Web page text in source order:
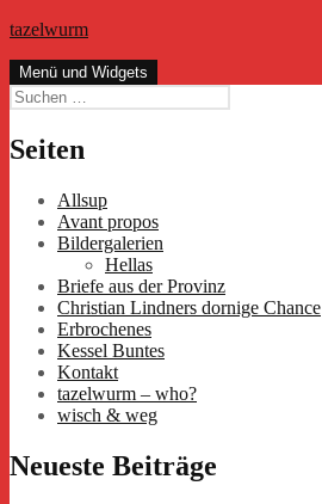
Zum
springen
tazelwurm
Menü und Widgets
Suchen
nach:
Seiten
Allsup
Avant propos
Bildergalerien
Hellas
Briefe aus der Provinz
Christian Lindners dornige Chance
Erbrochenes
Kessel Buntes
Kontakt
tazelwurm – who?
wisch & weg
Neueste Beiträge